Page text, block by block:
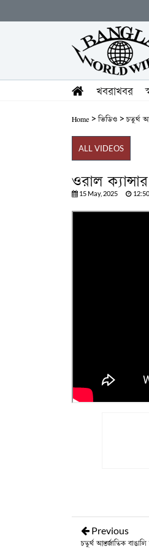
খবরাখবর
Home > ভিডিও > চতুর্থ
ALL VIDEOS
ওরাল
15 May, 2025
Previous
চতুর্থ আন্তর্জাতিক বাঙালি